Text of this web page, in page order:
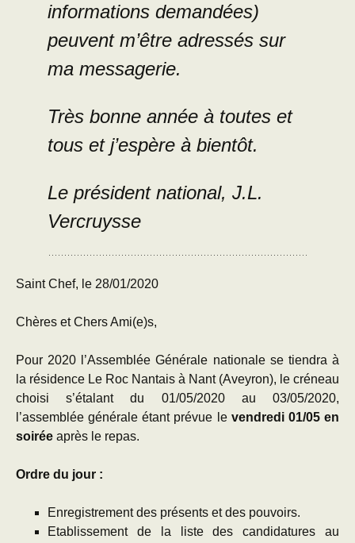
informations demandées)
peuvent m’être adressés sur
ma messagerie.
Très bonne année à toutes et
tous et j’espère à bientôt.
Le président national, J.L.
Vercruysse
Saint Chef, le 28/01/2020
Chères et Chers Ami(e)s,
Pour 2020 l’Assemblée Générale nationale se tiendra à
la résidence Le Roc Nantais à Nant (Aveyron), le créneau
choisi s’étalant du 01/05/2020 au 03/05/2020,
l’assemblée générale étant prévue le vendredi 01/05 en
soirée après le repas.
Ordre du jour :
Enregistrement des présents et des pouvoirs.
Etablissement de la liste des candidatures au